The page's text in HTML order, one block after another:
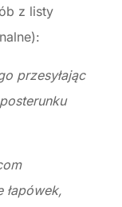
z listy
przesyłając
łapówek,